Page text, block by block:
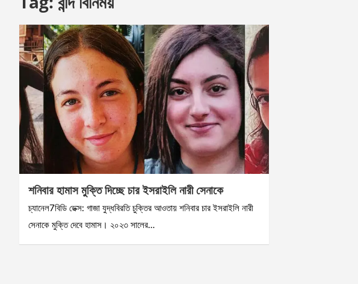
শনিবার হামাস মুক্তি দিচ্ছে চার ইসরাইলি নারী সেনাকে
চ্যানেল7বিডি ডেক্স: গাজা যুদ্ধবিরতি চুক্তির আওতায় শনিবার চার ইসরাইলি নারী
সেনাকে মুক্তি দেবে হামাস। ২০২৩ সালের…